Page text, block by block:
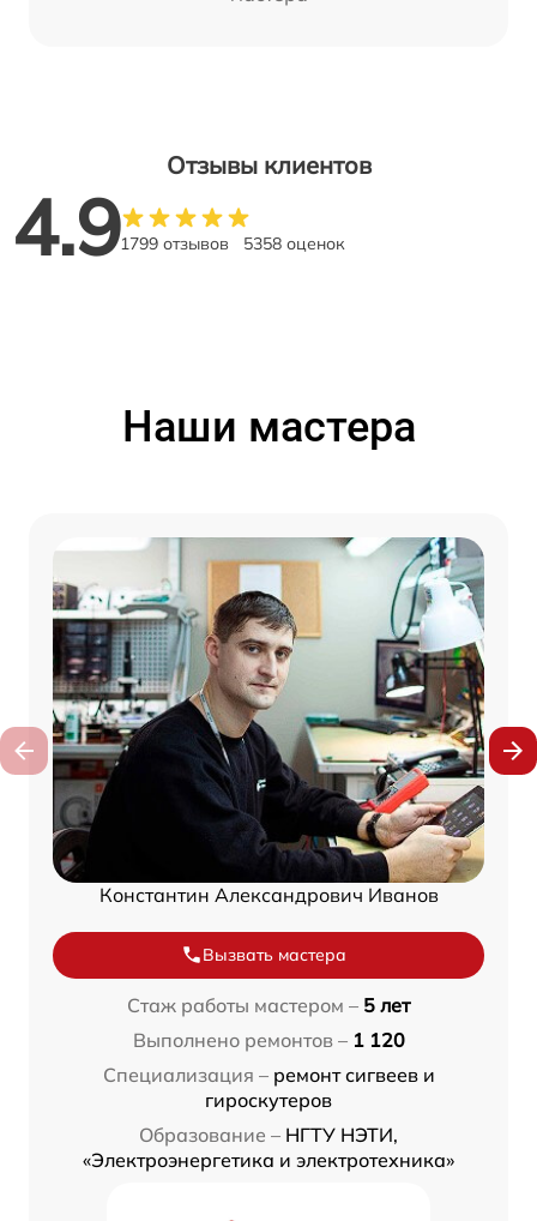
Отзывы клиентов
4.91799 отзывов 5358 оценок
Наши мастера
Константин Александрович Иванов
Вызвать мастера
Стаж работы мастером – 5 лет
Выполнено ремонтов – 1 120
Специализация – ремонт сигвеев и
гироскутеров
Образование – НГТУ НЭТИ,
«Электроэнергетика и электротехника»